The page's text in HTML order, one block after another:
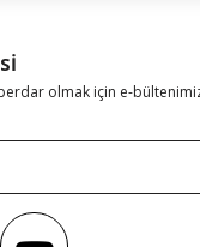
olmak için e-